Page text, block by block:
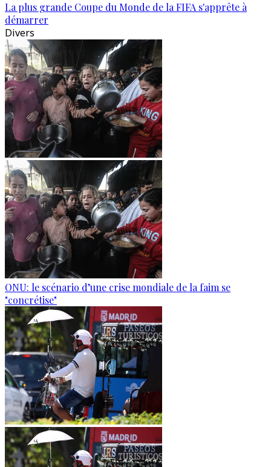
La plus grande Coupe du Monde de la FIFA s'apprête à
démarrer
Divers
ONU: le scénario d’une crise mondiale de la faim se
"concrétise"